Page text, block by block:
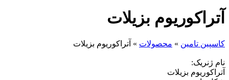
آتراکوریوم بزیلات
كاسپين تامين » محصولات » آتراکوریوم بزیلات
نام ژنریک:
آتراکوریوم بزیلات